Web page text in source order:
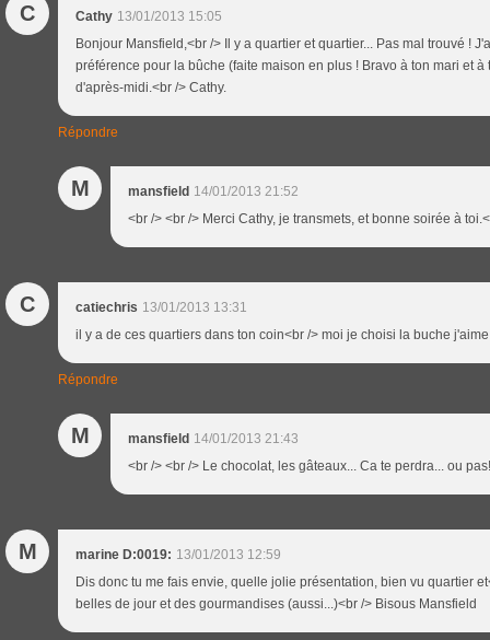
C Cathy 13/01/2013 15:05
Bonjour Mansfield,<br /> Il y a quartier et quartier... Pas mal trouvé !
préférence pour la bûche (faite maison en plus ! Bravo à ton mari et à
d'après-midi.<br /> Cathy.
Répondre
M mansfield 14/01/2013 21:52
<br /> <br /> Merci Cathy, je transmets, et bonne soirée à
C catiechris 13/01/2013 13:31
il y a de ces quartiers dans ton coin<br /> moi je choisi la buche
Répondre
M mansfield 14/01/2013 21:43
<br /> <br /> Le chocolat, les gâteaux... Ca te perdra... ou
M marine D:0019: 13/01/2013 12:59
Dis donc tu me fais envie, quelle jolie présentation, bien vu quartier
belles de jour et des gourmandises (aussi...)<br /> Bisous Mansfield